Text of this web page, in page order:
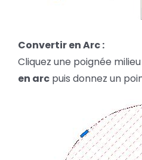
Convertir en Arc :
Cliquez une poignée
en arcpuis donnez un